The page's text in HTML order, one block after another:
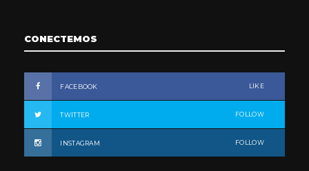
CONECTEMOS
FACEBOOK LIKE
TWITTER FOLLOW
INSTAGRAM FOLLOW